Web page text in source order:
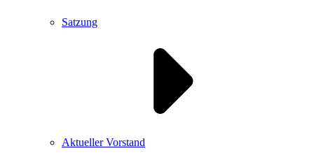
Satzung
Aktueller Vorstand